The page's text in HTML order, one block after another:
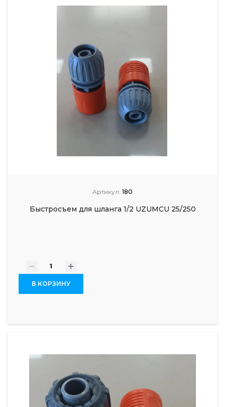
Артикул: 180
Быстросъем для шланга 1/2 UZUMCU 25/250
- +
В КОРЗИНУ